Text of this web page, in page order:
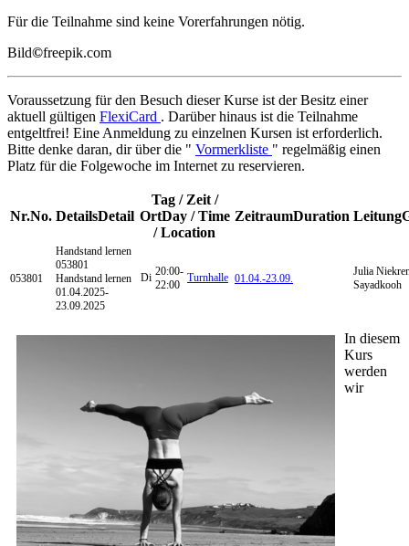
Für die Teilnahme sind keine Vorerfahrungen nötig.
Bild©freepik.com
Voraussetzung für den Besuch dieser Kurse ist der Besitz einer
aktuell gültigen FlexiCard . Darüber hinaus ist die Teilnahme
entgeltfrei! Eine Anmeldung zu einzelnen Kursen ist erforderlich.
Bitte denke daran, dir über die " Vormerkliste " regelmäßig einen
Platz für die Folgewoche im Internet zu reservieren.
Nr.No. DetailsDetail
Tag / Zeit /
OrtDay / Time
/ Location
ZeitraumDuration Leitung
053801
Handstand lernen
053801
Handstand lernen
01.04.2025-
23.09.2025
Di 20:00-
22:00
Turnhalle 01.04.-23.09.
Julia
Sayadkooh
In diesem
Kurs
werden
wir